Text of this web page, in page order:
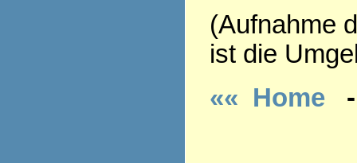
(Aufnahme
ist die
«« Home